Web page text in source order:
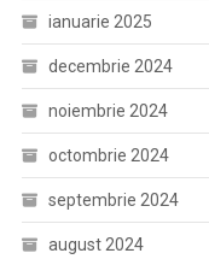
ianuarie 2025
decembrie 2024
noiembrie 2024
octombrie 2024
septembrie 2024
august 2024